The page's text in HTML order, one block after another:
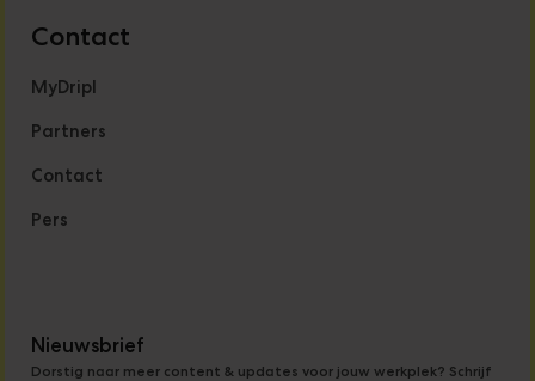
Contact
MyDripl
Partners
Contact
Pers
Nieuwsbrief
Dorstig naar meer content & updates voor jouw werkplek? Schrijf